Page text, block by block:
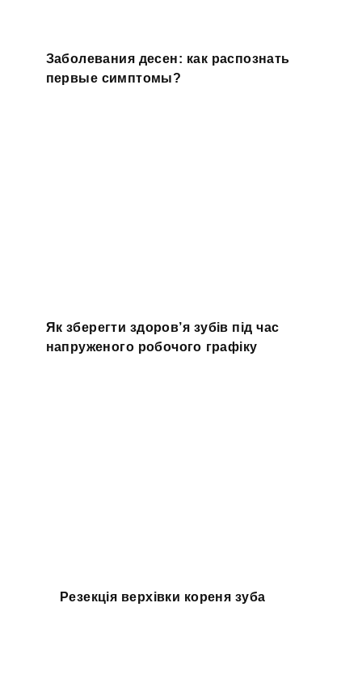
Заболевания десен: как распознать
первые симптомы?
Як зберегти здоров’я зубів під час
напруженого робочого графіку
Резекція верхівки кореня зуба